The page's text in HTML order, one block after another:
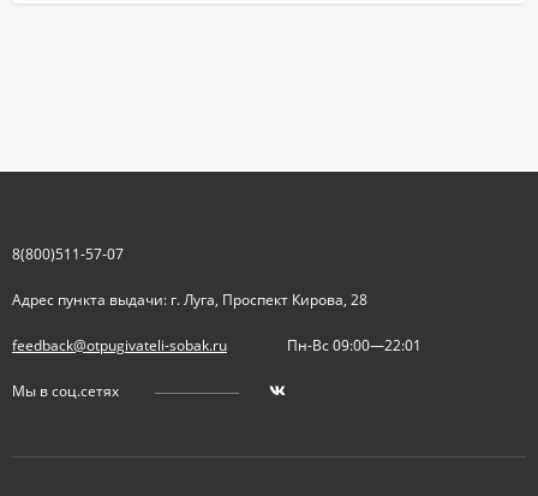
8(800)511-57-07
Адрес пункта выдачи: г. Луга, Проспект Кирова, 28
feedback@otpugivateli-sobak.ru Пн-Вс 09:00—22:01
Мы в соц.сетях